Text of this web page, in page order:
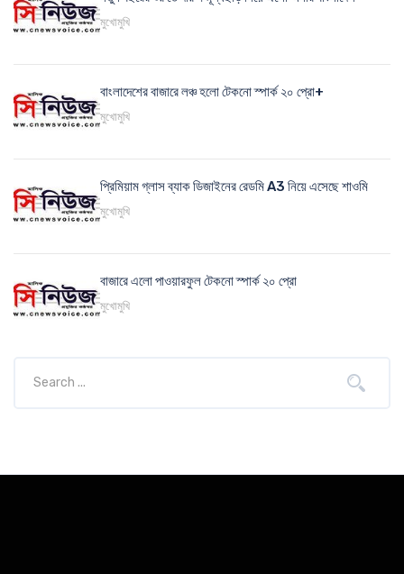
মুখোমুখি
বাংলাদেশের বাজারে লঞ্চ হলো টেকনো স্পার্ক ২০ প্রো+
মুখোমুখি
প্রিমিয়াম গ্লাস ব্যাক ডিজাইনের রেডমি A3 নিয়ে এসেছে শাওমি
মুখোমুখি
বাজারে এলো পাওয়ারফুল টেকনো স্পার্ক ২০ প্রো
মুখোমুখি